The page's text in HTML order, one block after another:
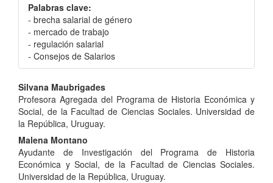
Palabras clave:
- brecha salarial de género
- mercado de trabajo
- regulación salarial
- Consejos de Salarios
Contenido
principal
del
artículo
Silvana Maubrigades
Profesora Agregada del Programa de Historia Económica y
Social, de la Facultad de Ciencias Sociales. Universidad de
la República, Uruguay.
Malena Montano
Ayudante de Investigación del Programa de Historia
Económica y Social, de la Facultad de Ciencias Sociales.
Universidad de la República, Uruguay.